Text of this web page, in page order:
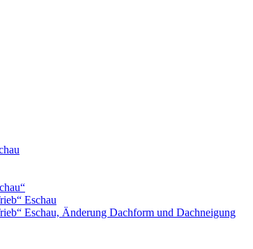
Eschau
Eschau, Änderung Dachform und Dachneigung